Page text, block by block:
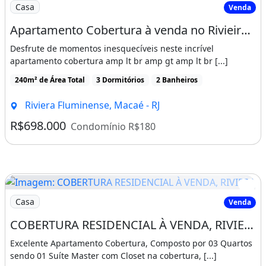
Casa Venda
Apartamento Cobertura à venda no Rivieira Fluminense
Desfrute de momentos inesquecíveis neste incrível
apartamento cobertura amp lt br amp gt amp lt br [...]
240m² de Área Total 3 Dormitórios 2 Banheiros
Riviera Fluminense, Macaé - RJ
R$698.000 Condomínio R$180
Imagem: COBERTURA RESIDENCIAL À VENDA, RIVIERA
Casa Venda
COBERTURA RESIDENCIAL À VENDA, RIVIERA DOIS, MACAÉ
Excelente Apartamento Cobertura, Composto por 03 Quartos
sendo 01 Suíte Master com Closet na cobertura, [...]